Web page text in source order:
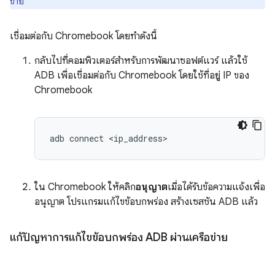
เชื่อมต่อกับ Chromebook โดยทำดังนี้
กลับไปที่คอมพิวเตอร์สำหรับการพัฒนาซอฟต์แวร์ แล้วใช้
ADB เพื่อเชื่อมต่อกับ Chromebook โดยใช้ที่อยู่ IP ของ
Chromebook
adb connect <ip_address
ใน Chromebook ให้คลิกอนุญาตเมื่อได้รับข้อความแจ้งเพื่อ
อนุญาต โปรแกรมแก้ไขข้อบกพร่อง สร้างเซสชัน ADB แล้ว
แก้ปัญหาการแก้ไขข้อบกพร่อง ADB ผ่านเครือข่าย